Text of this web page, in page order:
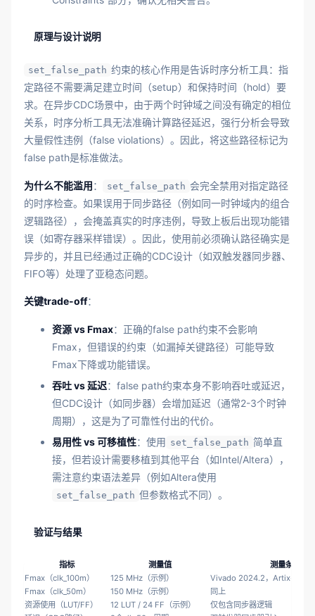
原理与设计说明
set_false_path 约束的核心作用是告诉时序分析工具：指
定路径不需要满足建立时间（setup）和保持时间（hold）要
求。在异步CDC场景中，由于两个时钟域之间没有确定的相位
关系，时序分析工具无法准确计算路径延迟，强行分析会导致
大量假性违例（false violations）。因此，将这些路径标记为
false path是标准做法。
为什么不能滥用： set_false_path 会完全禁用对指定路径
的时序检查。如果误用于同步路径（例如同一时钟域内的组合
逻辑路径），会掩盖真实的时序违例，导致上板后出现功能错
误（如寄存器采样错误）。因此，使用前必须确认路径确实是
异步的，并且已经通过正确的CDC设计（如双触发器同步器、
FIFO等）处理了亚稳态问题。
关键trade-off：
资源 vs Fmax：正确的false path约束不会影响
Fmax，但错误的约束（如漏掉关键路径）可能导致
Fmax下降或功能错误。
吞吐 vs 延迟：false path约束本身不影响吞吐或延迟，
但CDC设计（如同步器）会增加延迟（通常2-3个时钟
周期），这是为了可靠性付出的代价。
易用性 vs 可移植性：使用 set_false_path 简单直
接，但若设计需要移植到其他平台（如Intel/Altera），
需注意约束语法差异（例如Altera使用
set_false_path 但参数格式不同）。
验证与结果
指标 测量值
测量条件
Fmax（clk_100m）
125 MHz（示例）
Vivado 2024.2，Artix-7，默
Fmax（clk_50m）
150 MHz（示例）
同上
资源使用（LUT/FF）
12 LUT / 24 FF（示例）
仅包含同步器逻辑